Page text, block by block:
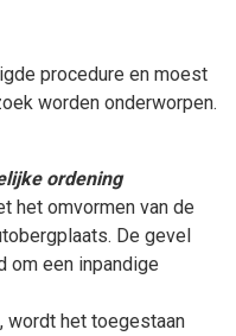
procedure en moest
worden onderworpen.
ordening
het omvormen van de
De gevel
om een inpandige
wordt het toegestaan